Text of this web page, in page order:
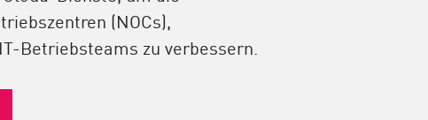
(NOCs),
Betriebsteams zu verbessern.